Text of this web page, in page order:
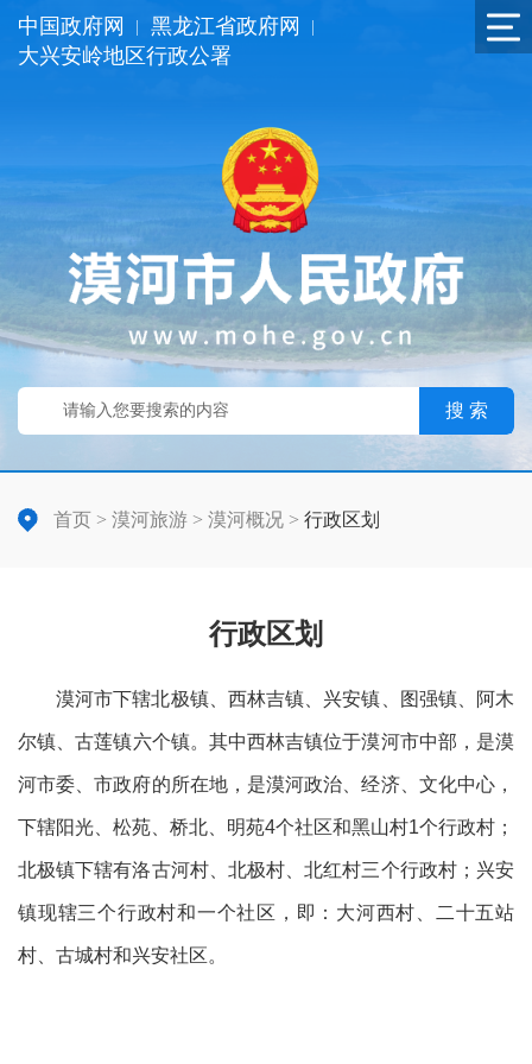
中国政府网 黑龙江省政府网
大兴安岭地区行政公署
搜 索
首页 > 漠河旅游 > 漠河概况 > 行政区划
行政区划
漠河市下辖北极镇、西林吉镇 、兴安镇 、图强镇、阿木
尔镇 、古莲镇六个镇。其中西林吉镇位于漠河市中部，是漠
河市委、市政府的所在地，是漠河政治、经济、文化中心，
下辖阳光、松苑、桥北、明苑4个社区和黑山村1个行政村；
北极镇下辖有洛古河村、北极村、北红村三个行政村；兴安
镇现辖三个行政村和一个社区，即：大河西村、二十五站
村、古城村和兴安社区。